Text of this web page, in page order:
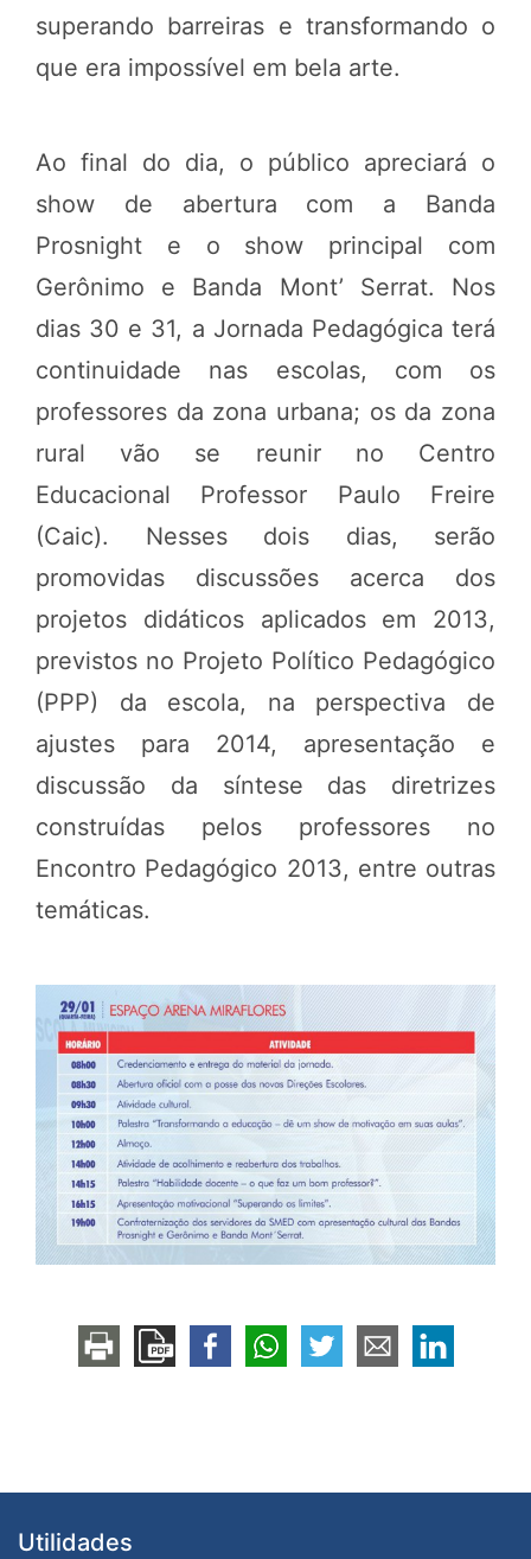
superando barreiras e transformando o
que era impossível em bela arte.
Ao final do dia, o público apreciará o
show de abertura com a Banda
Prosnight e o show principal com
Gerônimo e Banda Mont’ Serrat. Nos
dias 30 e 31, a Jornada Pedagógica terá
continuidade nas escolas, com os
professores da zona urbana; os da zona
rural vão se reunir no Centro
Educacional Professor Paulo Freire
(Caic). Nesses dois dias, serão
promovidas discussões acerca dos
projetos didáticos aplicados em 2013,
previstos no Projeto Político Pedagógico
(PPP) da escola, na perspectiva de
ajustes para 2014, apresentação e
discussão da síntese das diretrizes
construídas pelos professores no
Encontro Pedagógico 2013, entre outras
temáticas.
Utilidades